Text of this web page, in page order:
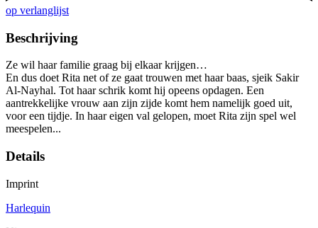
op verlanglijst
Beschrijving
Ze wil haar familie graag bij elkaar krijgen…
En dus doet Rita net of ze gaat trouwen met haar baas, sjeik Sakir
Al-Nayhal. Tot haar schrik komt hij opeens opdagen. Een
aantrekkelijke vrouw aan zijn zijde komt hem namelijk goed uit,
voor een tijdje. In haar eigen val gelopen, moet Rita zijn spel wel
meespelen...
Details
Imprint
Harlequin